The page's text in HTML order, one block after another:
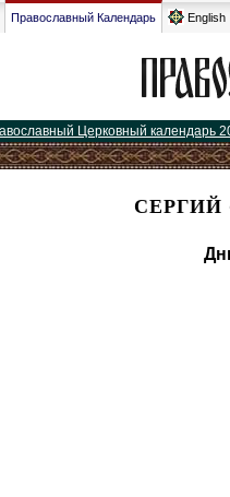
Православный Календарь English
Церковный календарь